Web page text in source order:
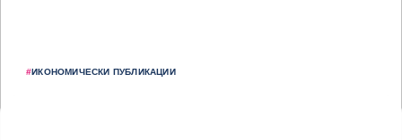
#ИКОНОМИЧЕСКИ ПУБЛИКАЦИИ